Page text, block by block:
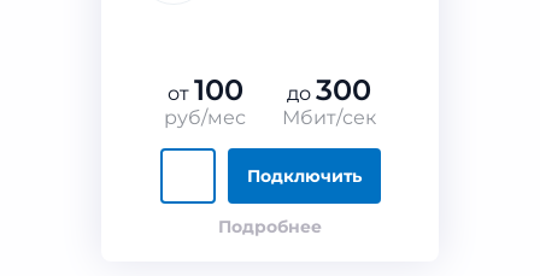
от 100
руб/мес
до 300
Мбит/сек
Подключить
Подробнее